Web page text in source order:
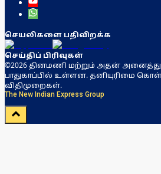
செயலிகளை பதிவிறக்க
செய்திப் பிரிவுகள்
©2026 தினமணி மற்றும் அதன்
பாதுகாப்பில் உள்ளன. தனியுரிமை
விதிமுறைகள்.
The New Indian Express Group